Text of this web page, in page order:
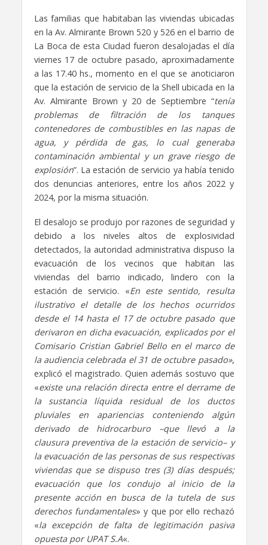
Las familias que habitaban las viviendas ubicadas
en la Av. Almirante Brown 520 y 526 en el barrio de
La Boca de esta Ciudad fueron desalojadas el día
viernes 17 de octubre pasado, aproximadamente
a las 17.40 hs., momento en el que se anoticiaron
que la estación de servicio de la Shell ubicada en la
Av. Almirante Brown y 20 de Septiembre “tenía
problemas de filtración de los tanques
contenedores de combustibles en las napas de
agua, y pérdida de gas, lo cual generaba
contaminación ambiental y un grave riesgo de
explosión”. La estación de servicio ya había tenido
dos denuncias anteriores, entre los años 2022 y
2024, por la misma situación.
El desalojo se produjo por razones de seguridad y
debido a los niveles altos de explosividad
detectados, la autoridad administrativa dispuso la
evacuación de los vecinos que habitan las
viviendas del barrio indicado, lindero con la
estación de servicio. «En este sentido, resulta
ilustrativo el detalle de los hechos ocurridos
desde el 14 hasta el 17 de octubre pasado que
derivaron en dicha evacuación, explicados por el
Comisario Cristian Gabriel Bello en el marco de
la audiencia celebrada el 31 de octubre pasado»,
explicó el magistrado. Quien además sostuvo que
«existe una relación directa entre el derrame de
la sustancia líquida residual de los ductos
pluviales en apariencias conteniendo algún
derivado de hidrocarburo –que llevó a la
clausura preventiva de la estación de servicio– y
la evacuación de las personas de sus respectivas
viviendas que se dispuso tres (3) días después;
evacuación que los condujo al inicio de la
presente acción en busca de la tutela de sus
derechos fundamentales» y que por ello rechazó
«la excepción de falta de legitimación pasiva
opuesta por UPAT S.A«.